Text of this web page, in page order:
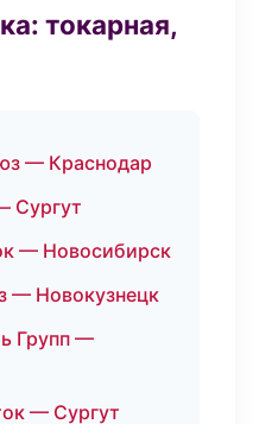
токарная,
— Краснодар
Сургут
— Новосибирск
— Новокузнецк
Групп —
— Сургут